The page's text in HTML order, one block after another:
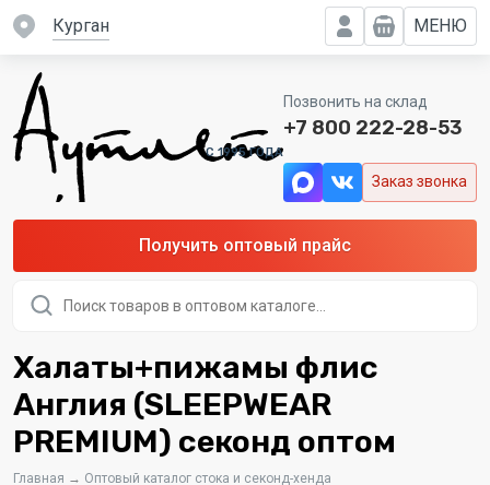
Курган МЕНЮ
C 1995 ГОДА
Позвонить на склад
+7 800 222-28-53
Заказ звонка
Получить оптовый прайс
товаров
Халаты+пижамы флис
Англия (SLEEPWEAR
PREMIUM) секонд оптом
Главная → Оптовый каталог стока и секонд-хенда